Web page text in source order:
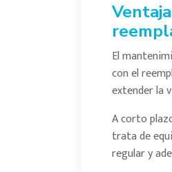
El
con el
extender la
A corto
trata de
regular y